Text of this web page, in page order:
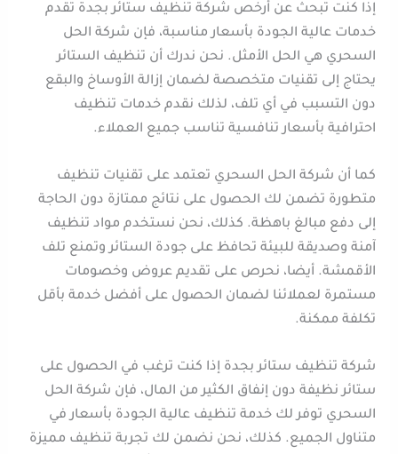
إذا كنت تبحث عن أرخص شركة تنظيف ستائر بجدة تقدم
خدمات عالية الجودة بأسعار مناسبة، فإن شركة الحل
السحري هي الحل الأمثل. نحن ندرك أن تنظيف الستائر
يحتاج إلى تقنيات متخصصة لضمان إزالة الأوساخ والبقع
دون التسبب في أي تلف، لذلك نقدم خدمات تنظيف
احترافية بأسعار تنافسية تناسب جميع العملاء.
كما أن شركة الحل السحري تعتمد على تقنيات تنظيف
متطورة تضمن لك الحصول على نتائج ممتازة دون الحاجة
إلى دفع مبالغ باهظة. كذلك، نحن نستخدم مواد تنظيف
آمنة وصديقة للبيئة تحافظ على جودة الستائر وتمنع تلف
الأقمشة. أيضا، نحرص على تقديم عروض وخصومات
مستمرة لعملائنا لضمان الحصول على أفضل خدمة بأقل
تكلفة ممكنة.
شركة تنظيف ستائر بجدة إذا كنت ترغب في الحصول على
ستائر نظيفة دون إنفاق الكثير من المال، فإن شركة الحل
السحري توفر لك خدمة تنظيف عالية الجودة بأسعار في
متناول الجميع. كذلك، نحن نضمن لك تجربة تنظيف مميزة